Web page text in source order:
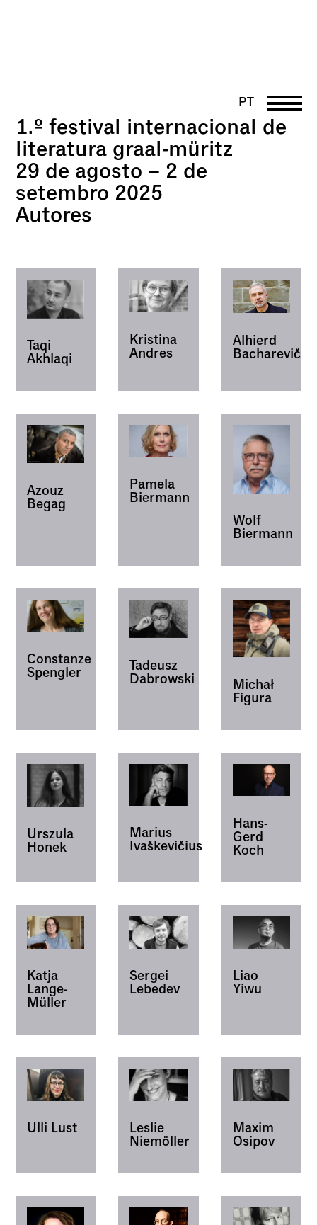
DE
PT
1.ºfestival internacional de
literatura graal-müritz
29 de agosto – 2 de
setembro 2025
Autores
Taqi
Akhlaqi
Kristina
Andres
Alhierd
Bacharevič
Azouz
Begag
Pamela
Biermann
Wolf
Biermann
Constanze
Spengler Tadeusz
Dabrowski Michał
Figura
Urszula
Honek
Marius
Ivaškevičius
Hans-
Gerd
Koch
Katja
Lange-
Müller
Sergei
Lebedev
Liao
Yiwu
Ulli Lust Leslie
Niemöller
Maxim
Osipov